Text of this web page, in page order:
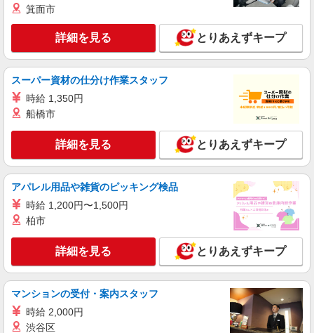
箕面市
詳細を見る とりあえずキープ
スーパー資材の仕分け作業スタッフ
時給 1,350円
船橋市
詳細を見る とりあえずキープ
アパレル用品や雑貨のピッキング検品
時給 1,200円〜1,500円
柏市
詳細を見る とりあえずキープ
マンションの受付・案内スタッフ
時給 2,000円
渋谷区